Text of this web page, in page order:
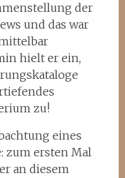
der
und das war
hielt er ein,
zu!
eines
zum ersten Mal
an diesem